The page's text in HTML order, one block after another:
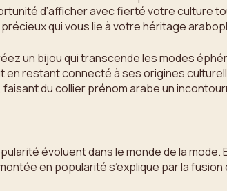
d’afficher avec fierté votre culture
qui vous lie à votre héritage
un bijou qui transcende les modes
restant connecté à ses origines
du collier prénom arabe un
évoluent dans le monde de la
en popularité s’explique par la